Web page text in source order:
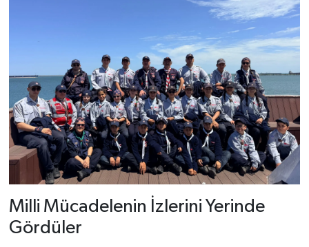
Milli Mücadelenin İzlerini Yerinde
Gördüler